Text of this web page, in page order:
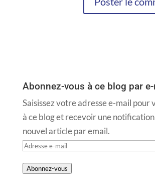
Abonnez-vous à ce blog par
Saisissez votre adresse e-mail pour
à ce blog et recevoir une
nouvel article par email.
Adresse
mail
Abonnez-vous